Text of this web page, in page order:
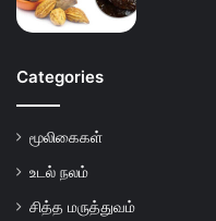
Categories
மூலிகைகள்
உடல் நலம்
சித்த மருத்துவம்